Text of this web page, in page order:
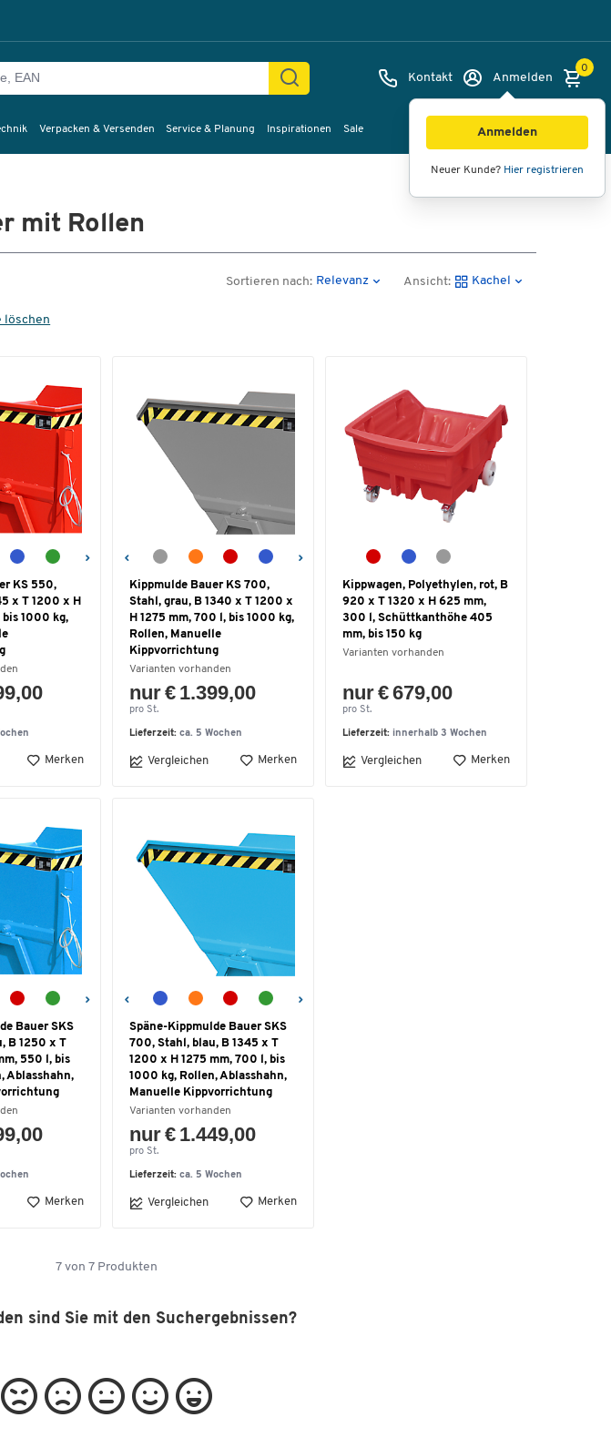
Kontakt Anmelden
Anmelden
Neuer Kunde? Hier registrieren
0
Verpacken & Versenden Service & Planung Inspirationen Sale
mit Rollen
Sortieren nach: Relevanz Ansicht: Kachel
löschen
KS 550,
x T 1200 x H
bis 1000 kg,
Merken
Kippmulde Bauer KS 700,
Stahl, grau, B 1340 x T 1200 x
H 1275 mm, 700 l, bis 1000 kg,
Rollen, Manuelle
Kippvorrichtung
Varianten vorhanden
nur € 1.399,00
pro St.
Lieferzeit: ca. 5 Wochen
Vergleichen Merken
Kippwagen, Polyethylen, rot, B
920 x T 1320 x H 625 mm,
300 l, Schüttkanthöhe 405
mm, bis 150 kg
Varianten vorhanden
nur € 679,00
pro St.
Lieferzeit: innerhalb 3 Wochen
Vergleichen Merken
Bauer SKS
B 1250 x T
550 l, bis
Ablasshahn,
Merken
Späne-Kippmulde Bauer SKS
700, Stahl, blau, B 1345 x T
1200 x H 1275 mm, 700 l, bis
1000 kg, Rollen, Ablasshahn,
Manuelle Kippvorrichtung
Varianten vorhanden
nur € 1.449,00
pro St.
Lieferzeit: ca. 5 Wochen
Vergleichen Merken
7 von 7 Produkten
sind Sie mit den Suchergebnissen?